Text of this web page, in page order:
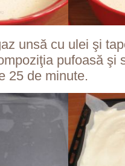
unsă cu ulei şi
pufoasă şi
25 de minute.